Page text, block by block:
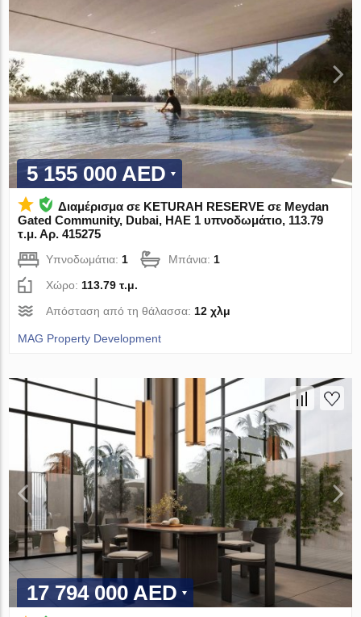
5 155 000 AED
Διαμέρισμα σε KETURAH RESERVE σε Meydan
Gated Community, Dubai, ΗΑΕ 1 υπνοδωμάτιο, 113.79
τ.μ. Αρ. 415275
Υπνοδωμάτια: 1 Μπάνια: 1
Χώρο: 113.79 τ.μ.
Απόσταση από τη θάλασσα: 12 χλμ
MAG Property Development
17 794 000 AED